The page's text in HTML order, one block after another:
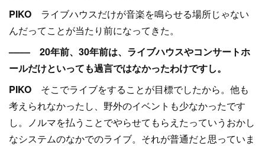
PIKO ライブハウスだけが音楽を鳴らせる場所じゃない
んだってことが当たり前になってきた。
–––– 20年前、30年前は、ライブハウスやコンサートホ
ールだけといっても過言ではなかったわけですし。
PIKO そこでライブをすることが目標でしたから。他も
考えられなかったし、野外のイベントも少なかったです
し。ノルマを払うことでやらせてもらえたっていうおかし
なシステムのなかでのライブ。それが普通だと思っていま